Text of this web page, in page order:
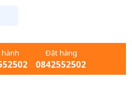
Đặt hàng
0842552502